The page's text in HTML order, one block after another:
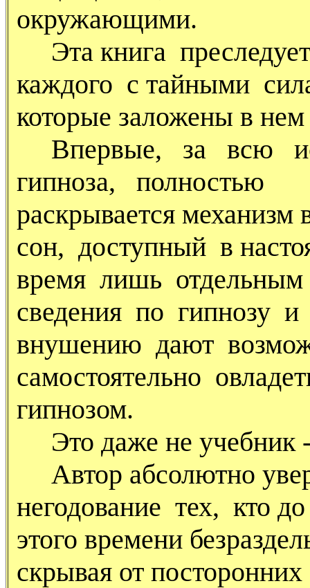
окружающими.
Эта книга
каждого с тайными
которые заложены в
Впервые, за всю
гипноза, полностью
раскрывается
сон, доступный в
время лишь отдельным
сведения по гипнозу и
внушению дают
самостоятельно
гипнозом.
Это даже не учебник
Автор абсолютно
негодование тех, кто до
этого времени
скрывая от посторонних